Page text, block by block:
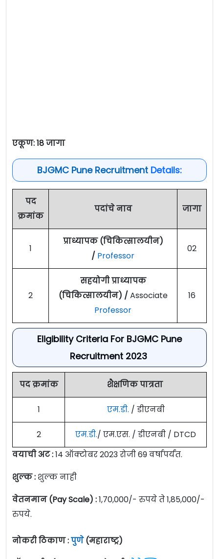
एकूण: 18 जागा
BJGMC Pune Recruitment Details:
पद
क्रमांक
पदांचे नाव जागा
1
प्राध्यापक (चिकित्सालयीन)
/ Professor
02
2
सहयोगी प्राध्यापक
(चिकित्सालयीन) / Associate
Professor
16
Eligibility Criteria For BJGMC Pune
Recruitment 2023
पद क्रमांक शैक्षणिक पात्रता
1 एम.डी. / डीएनबी
2 एम.डी./ एम.एस. / डीएनबी / DTCD
वयाची अट :14 ऑक्टोबर 2023 रोजी 69 वर्षापर्यंत.
शुल्क : शुल्क नाही
वेतनमान (Pay Scale) :1,70,000/- रुपये ते 1,85,000/-
रुपये.
नोकरी ठिकाण :पुणे(महाराष्ट्र)